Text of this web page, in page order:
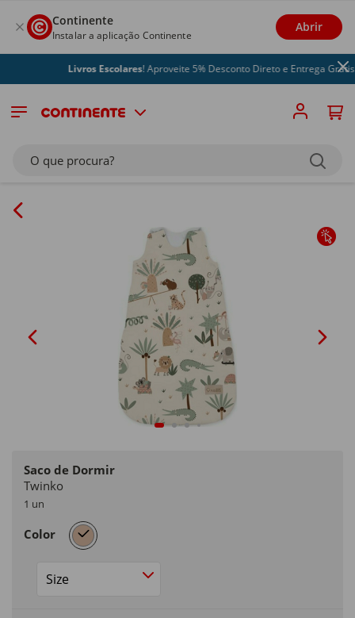
Continente
Instalar a aplicação Continente
Abrir
Livros Escolares! Aproveite 5% Desconto Direto e Entrega Grátis
O que procura?
Saco de Dormir
Twinko
1 un
Color selected
Size